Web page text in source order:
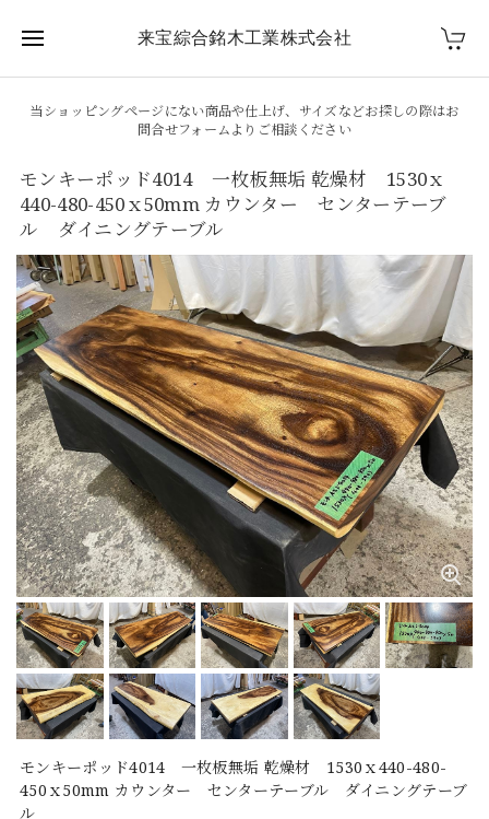
来宝綜合銘木工業株式会社
当ショッピングページにない商品や仕上げ、サイズなどお探しの際はお
問合せフォームよりご相談ください
モンキーポッド4014 一枚板無垢 乾燥材 1530ｘ
440-480-450ｘ50mm カウンター センターテーブ
ル ダイニングテーブル
モンキーポッド4014 一枚板無垢 乾燥材 1530ｘ440-480-
450ｘ50mm カウンター センターテーブル ダイニングテーブ
ル